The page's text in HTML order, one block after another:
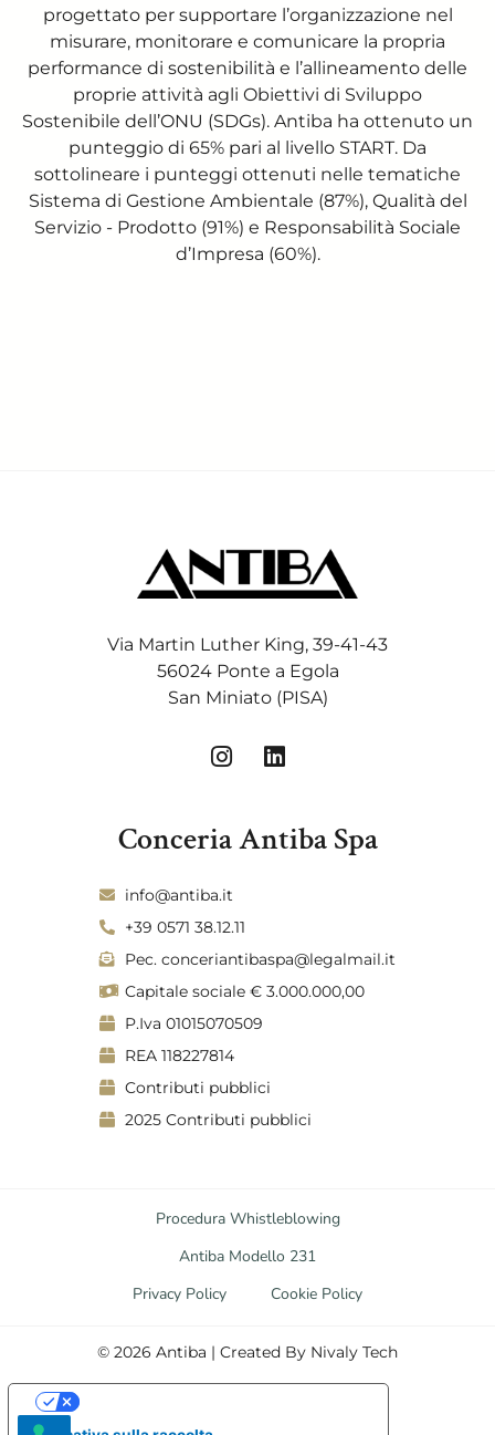
progettato per supportare l’organizzazione nel
misurare, monitorare e comunicare la propria
performance di sostenibilità e l’allineamento delle
proprie attività agli Obiettivi di Sviluppo
Sostenibile dell’ONU (SDGs). Antiba ha ottenuto un
punteggio di 65% pari al livello START. Da
sottolineare i punteggi ottenuti nelle tematiche
Sistema di Gestione Ambientale (87%), Qualità del
Servizio - Prodotto (91%) e Responsabilità Sociale
d’Impresa (60%).
Via Martin Luther King, 39-41-43
56024 Ponte a Egola
San Miniato (PISA)
I
t
a
r
a
m
L
k
e
Conceria Antiba Spa
info@antiba.it
+39 0571 38.12.11
Pec. conceriantibaspa@legalmail.it
Capitale sociale € 3.000.000,00
P.Iva 01015070509
REA 118227814
Contributi pubblici
2025 Contributi pubblici
© 2026 Antiba | Created By Nivaly Tech
Procedura Whistleblowing
Antiba Modello 231
Privacy Policy
Cookie Policy